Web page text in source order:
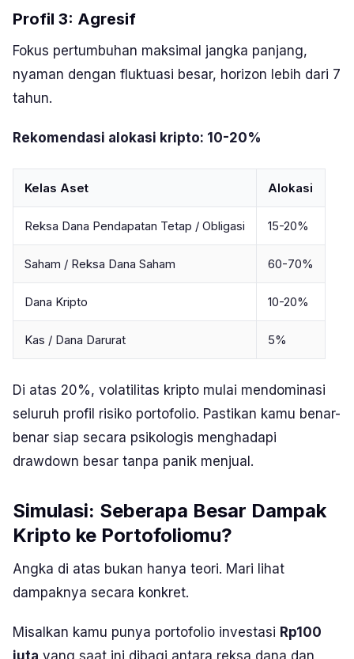
Profil 3: Agresif
Fokus pertumbuhan maksimal jangka panjang,
nyaman dengan fluktuasi besar, horizon lebih dari 7
tahun.
Rekomendasi alokasi kripto: 10-20%
Kelas Aset Alokasi
Reksa Dana Pendapatan Tetap / Obligasi 15-20%
Saham / Reksa Dana Saham 60-70%
Dana Kripto 10-20%
Kas / Dana Darurat 5%
Di atas 20%, volatilitas kripto mulai mendominasi
seluruh profil risiko portofolio. Pastikan kamu benar-
benar siap secara psikologis menghadapi
drawdown besar tanpa panik menjual.
Simulasi: Seberapa Besar Dampak
Kripto ke Portofoliomu?
Angka di atas bukan hanya teori. Mari lihat
dampaknya secara konkret.
Misalkan kamu punya portofolio investasi Rp100